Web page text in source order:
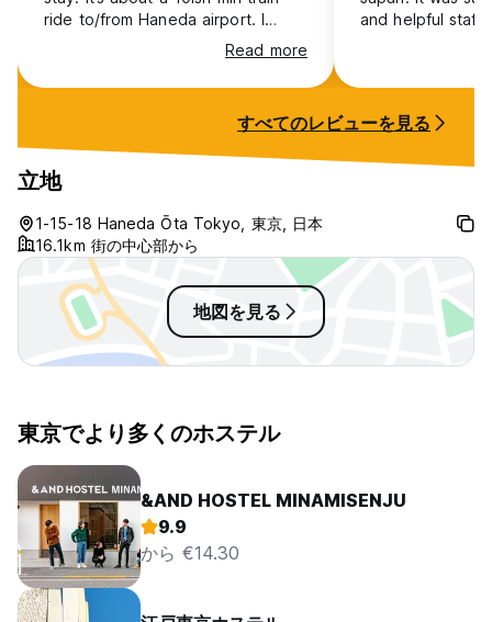
ride to/from Haneda airport. I
stayed in the standard cradle. It
was quiet, comfy, & dark so I was
able to sleep in longer than I
toiletries provided. Facilities were
clean. I was able to store my
luggage, for a fee, before check-
in & after check-out which was
very convenient. The staff were
nice & accommodating.
Read more
and helpful staff,
super nice and
comfortably.
すべてのレビューを見る
立地
1-15-18 Haneda Ōta Tokyo, 東京, 日本
16.1km 街の中心部から
地図を見る
東京でより多くのホステル
&AND HOSTEL MINAMISENJU
9.9
から €14.30